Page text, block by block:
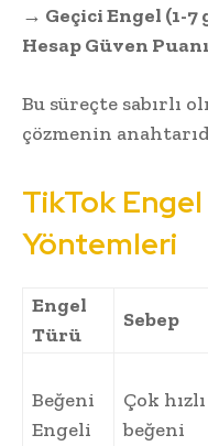
→ Geçici Engel (1-
Hesap Güven
Bu süreçte sabırlı
çözmenin
TikTok
Yöntemleri
Engel
Türü
Sebep
Beğeni
Engeli
Çok hızlı
beğeni